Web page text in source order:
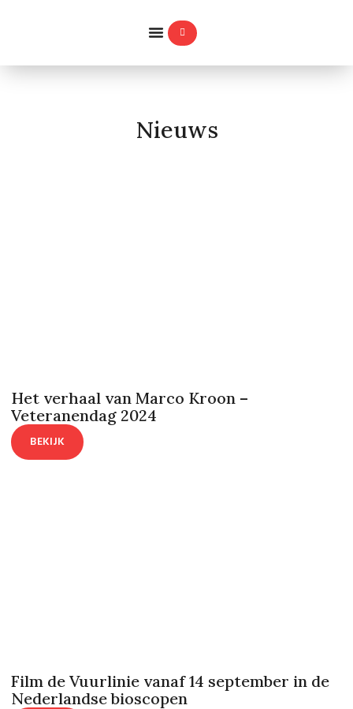
Nieuws
Het verhaal van Marco Kroon –
Veteranendag 2024
BEKIJK
Film de Vuurlinie vanaf 14 september in de
Nederlandse bioscopen